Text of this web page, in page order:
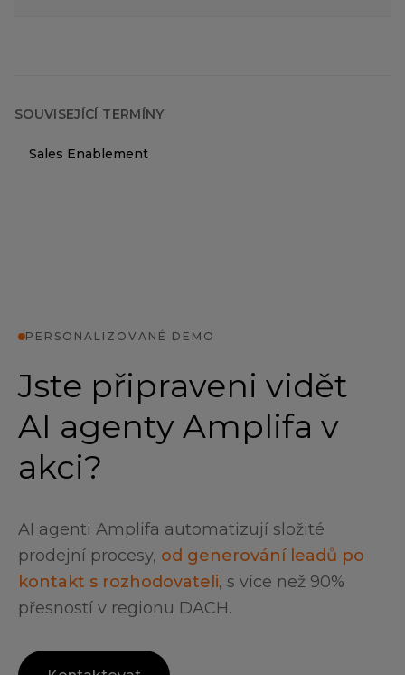
SOUVISEJÍCÍ TERMÍNY
Sales Enablement
PERSONALIZOVANÉ DEMO
Jste připraveni vidět
AI agenty Amplifa v
akci?
AI agenti Amplifa automatizují složité
prodejní procesy, od generování leadů po
kontakt s rozhodovateli, s více než 90%
přesností v regionu DACH.